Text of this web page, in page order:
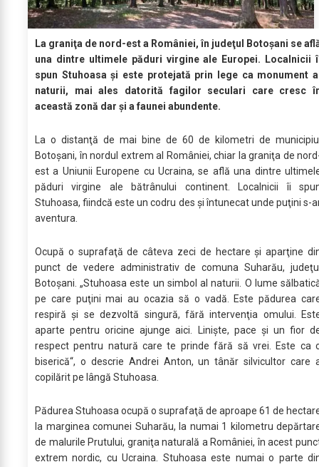
La graniţa de nord-est a României, în judeţul Botoşani se
una dintre ultimele păduri virgine ale Europei. Localnicii
spun Stuhoasa şi este protejată prin lege ca monument
naturii, mai ales datorită fagilor seculari care cresc
această zonă dar şi a faunei abundente.
La o distanţă de mai bine de 60 de kilometri de
Botoşani, în nordul extrem al României, chiar la graniţa de
est a Uniunii Europene cu Ucraina, se află una dintre
păduri virgine ale bătrânului continent. Localnicii îi
Stuhoasa, fiindcă este un codru des şi întunecat unde puţini s-
aventura.
Ocupă o suprafaţă de câteva zeci de hectare şi aparţine
punct de vedere administrativ de comuna Suharău,
Botoşani. „Stuhoasa este un simbol al naturii. O lume
pe care puţini mai au ocazia să o vadă. Este pădurea
respiră şi se dezvoltă singură, fără intervenţia omului.
aparte pentru oricine ajunge aici. Linişte, pace şi un fior
respect pentru natură care te prinde fără să vrei. Este ca
biserică“, o descrie Andrei Anton, un tânăr silvicultor care
copilărit pe lângă Stuhoasa.
Pădurea Stuhoasa ocupă o suprafaţă de aproape 61 de
la marginea comunei Suharău, la numai 1 kilometru
de malurile Prutului, graniţa naturală a României, în acest
extrem nordic, cu Ucraina. Stuhoasa este numai o parte